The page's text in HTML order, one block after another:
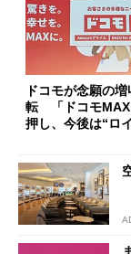
ドコモが念願の
転 「ドコモMAX
押し、今後は“ロ